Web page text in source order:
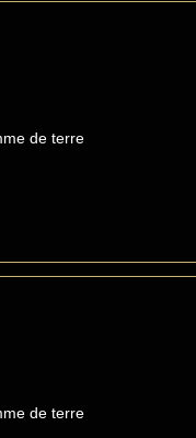
de terre
de terre